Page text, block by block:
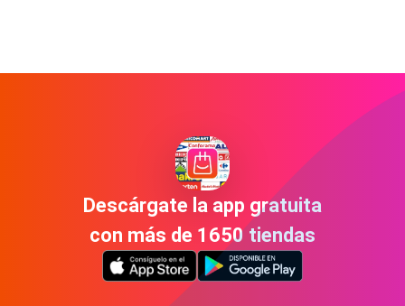
Descárgate la app gratuita
con más de 1650 tiendas